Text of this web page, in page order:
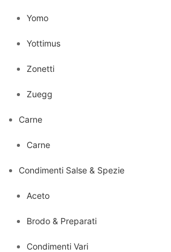
Yomo
Yottimus
Zonetti
Zuegg
Carne
Carne
Condimenti Salse & Spezie
Aceto
Brodo & Preparati
Condimenti Vari